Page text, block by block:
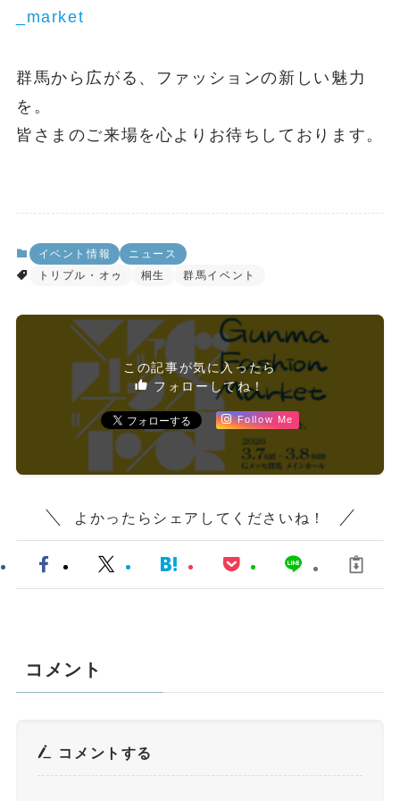
_market
群馬から広がる、ファッションの新しい魅力
を。
皆さまのご来場を心よりお待ちしております。
イベント情報
ニュース
トリプル・オゥ
桐生 群馬イベント
この記事が気に入ったら
フォローしてね！
Follow Me
よかったらシェアしてくださいね！
コメント
コメントする